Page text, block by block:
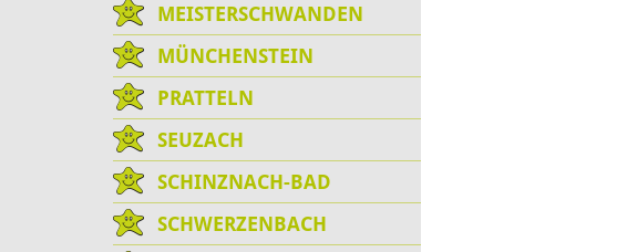
MEISTERSCHWANDEN
MÜNCHENSTEIN
PRATTELN
SEUZACH
SCHINZNACH-BAD
SCHWERZENBACH